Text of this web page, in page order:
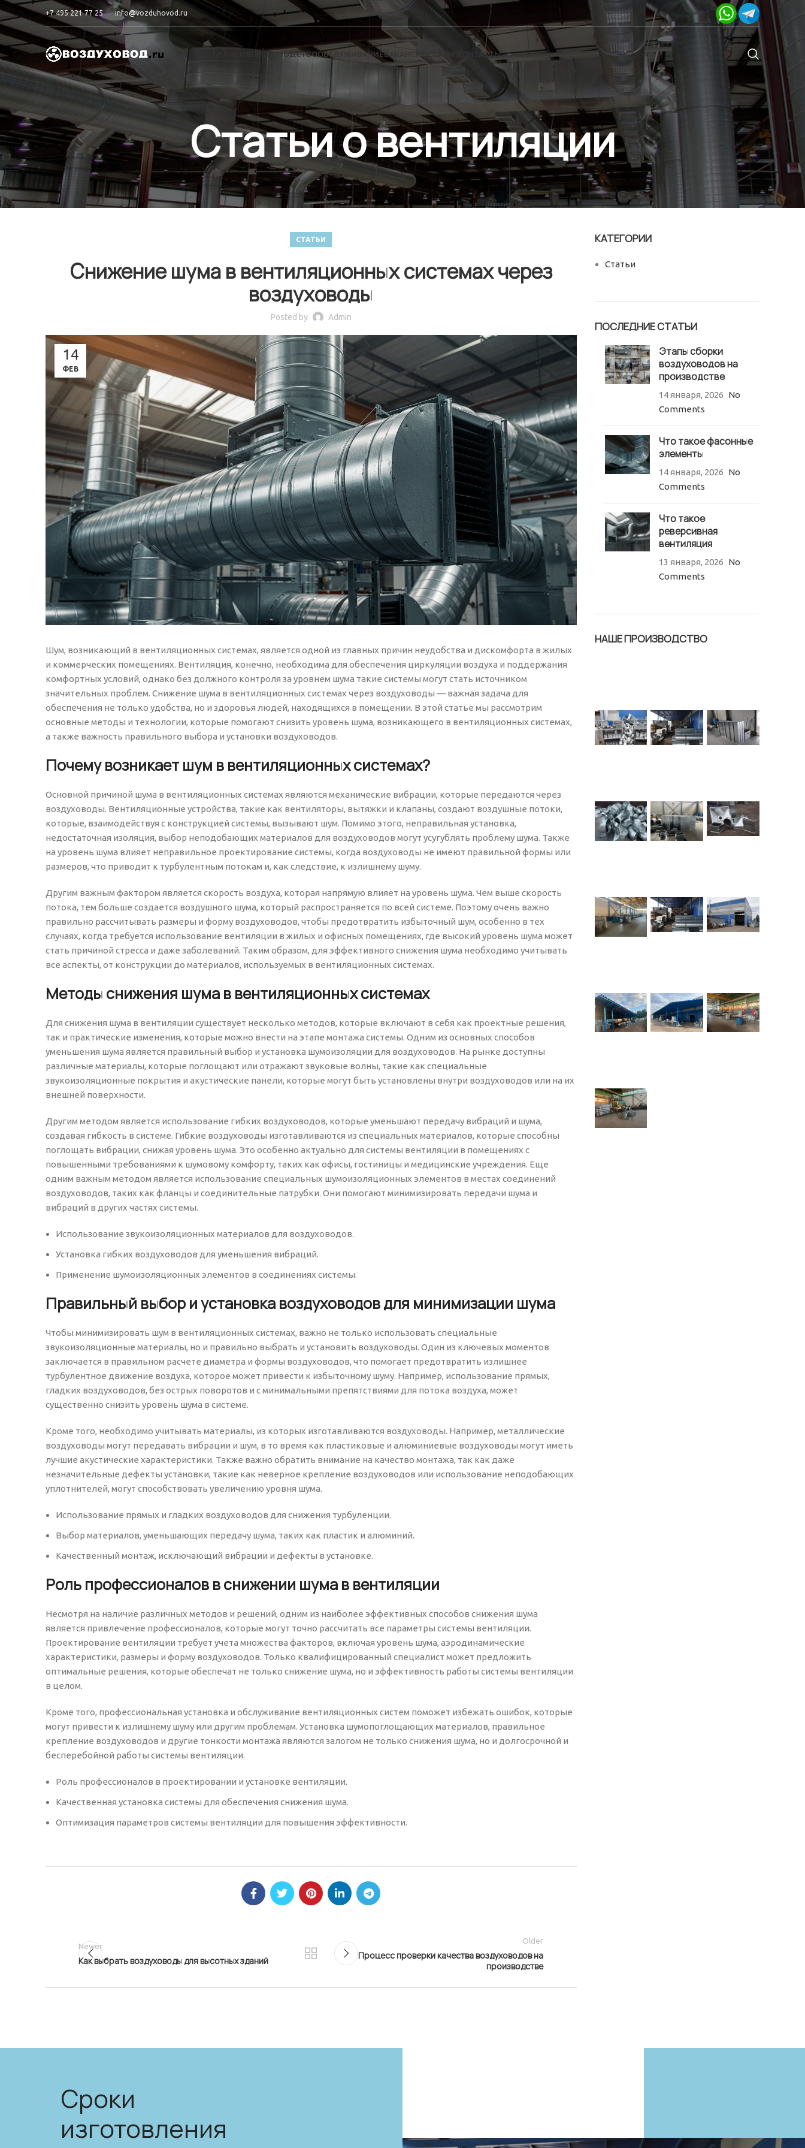
+7 495 221 77 25 info@vozduhovod.ru
ПРОИЗВОДСТВООБСЛУЖИВАНИЕВАКАНСИИ КОНТАКТЫ
Статьи о вентиляции
СТАТЬИ
Снижение шума в вентиляционных системах через
воздуховоды
Posted by Admin
14
ФЕВ
Шум, возникающий в вентиляционных системах, является одной из главных причин неудобства и дискомфорта в жилых
и коммерческих помещениях. Вентиляция, конечно, необходима для обеспечения циркуляции воздуха и поддержания
комфортных условий, однако без должного контроля за уровнем шума такие системы могут стать источником
значительных проблем. Снижение шума в вентиляционных системах через воздуховоды — важная задача для
обеспечения не только удобства, но и здоровья людей, находящихся в помещении. В этой статье мы рассмотрим
основные методы и технологии, которые помогают снизить уровень шума, возникающего в вентиляционных системах,
а также важность правильного выбора и установки воздуховодов.
Почему возникает шум в вентиляционных системах?
Основной причиной шума в вентиляционных системах являются механические вибрации, которые передаются через
воздуховоды. Вентиляционные устройства, такие как вентиляторы, вытяжки и клапаны, создают воздушные потоки,
которые, взаимодействуя с конструкцией системы, вызывают шум. Помимо этого, неправильная установка,
недостаточная изоляция, выбор неподобающих материалов для воздуховодов могут усугублять проблему шума. Также
на уровень шума влияет неправильное проектирование системы, когда воздуховоды не имеют правильной формы или
размеров, что приводит к турбулентным потокам и, как следствие, к излишнему шуму.
Другим важным фактором является скорость воздуха, которая напрямую влияет на уровень шума. Чем выше скорость
потока, тем больше создается воздушного шума, который распространяется по всей системе. Поэтому очень важно
правильно рассчитывать размеры и форму воздуховодов, чтобы предотвратить избыточный шум, особенно в тех
случаях, когда требуется использование вентиляции в жилых и офисных помещениях, где высокий уровень шума может
стать причиной стресса и даже заболеваний. Таким образом, для эффективного снижения шума необходимо учитывать
все аспекты, от конструкции до материалов, используемых в вентиляционных системах.
Методы снижения шума в вентиляционных системах
Для снижения шума в вентиляции существует несколько методов, которые включают в себя как проектные решения,
так и практические изменения, которые можно внести на этапе монтажа системы. Одним из основных способов
уменьшения шума является правильный выбор и установка шумоизоляции для воздуховодов. На рынке доступны
различные материалы, которые поглощают или отражают звуковые волны, такие как специальные
звукоизоляционные покрытия и акустические панели, которые могут быть установлены внутри воздуховодов или на их
внешней поверхности.
Другим методом является использование гибких воздуховодов, которые уменьшают передачу вибраций и шума,
создавая гибкость в системе. Гибкие воздуховоды изготавливаются из специальных материалов, которые способны
поглощать вибрации, снижая уровень шума. Это особенно актуально для системы вентиляции в помещениях с
повышенными требованиями к шумовому комфорту, таких как офисы, гостиницы и медицинские учреждения. Еще
одним важным методом является использование специальных шумоизоляционных элементов в местах соединений
воздуховодов, таких как фланцы и соединительные патрубки. Они помогают минимизировать передачи шума и
вибраций в других частях системы.
Использование звукоизоляционных материалов для воздуховодов.
Установка гибких воздуховодов для уменьшения вибраций.
Применение шумоизоляционных элементов в соединениях системы.
Правильный выбор и установка воздуховодов для минимизации шума
Чтобы минимизировать шум в вентиляционных системах, важно не только использовать специальные
звукоизоляционные материалы, но и правильно выбрать и установить воздуховоды. Один из ключевых моментов
заключается в правильном расчете диаметра и формы воздуховодов, что помогает предотвратить излишнее
турбулентное движение воздуха, которое может привести к избыточному шуму. Например, использование прямых,
гладких воздуховодов, без острых поворотов и с минимальными препятствиями для потока воздуха, может
существенно снизить уровень шума в системе.
Кроме того, необходимо учитывать материалы, из которых изготавливаются воздуховоды. Например, металлические
воздуховоды могут передавать вибрации и шум, в то время как пластиковые и алюминиевые воздуховоды могут иметь
лучшие акустические характеристики. Также важно обратить внимание на качество монтажа, так как даже
незначительные дефекты установки, такие как неверное крепление воздуховодов или использование неподобающих
уплотнителей, могут способствовать увеличению уровня шума.
Использование прямых и гладких воздуховодов для снижения турбуленции.
Выбор материалов, уменьшающих передачу шума, таких как пластик и алюминий.
Качественный монтаж, исключающий вибрации и дефекты в установке.
Роль профессионалов в снижении шума в вентиляции
Несмотря на наличие различных методов и решений, одним из наиболее эффективных способов снижения шума
является привлечение профессионалов, которые могут точно рассчитать все параметры системы вентиляции.
Проектирование вентиляции требует учета множества факторов, включая уровень шума, аэродинамические
характеристики, размеры и форму воздуховодов. Только квалифицированный специалист может предложить
оптимальные решения, которые обеспечат не только снижение шума, но и эффективность работы системы вентиляции
в целом.
Кроме того, профессиональная установка и обслуживание вентиляционных систем поможет избежать ошибок, которые
могут привести к излишнему шуму или другим проблемам. Установка шумопоглощающих материалов, правильное
крепление воздуховодов и другие тонкости монтажа являются залогом не только снижения шума, но и долгосрочной и
бесперебойной работы системы вентиляции.
Роль профессионалов в проектировании и установке вентиляции.
Качественная установка системы для обеспечения снижения шума.
Оптимизация параметров системы вентиляции для повышения эффективности.
Newer
Как выбрать воздуховоды для высотных зданий
Older
Процесс проверки качества воздуховодов на
производстве
КАТЕГОРИИ
Статьи
ПОСЛЕДНИЕ СТАТЬИ
Этапы сборки
воздуховодов на
производстве
14 января, 2026 No
Comments
Что такое фасонные
элементы
14 января, 2026 No
Comments
Что такое
реверсивная
вентиляция
13 января, 2026 No
Comments
НАШЕ ПРОИЗВОДСТВО
Сроки
изготовления